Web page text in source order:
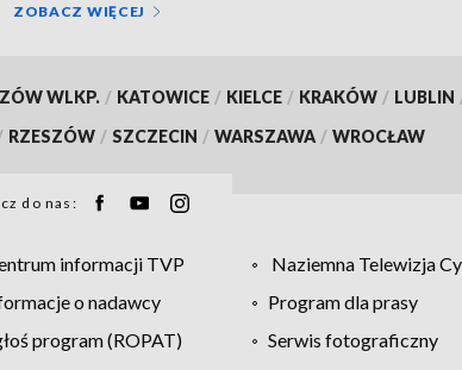
ZOBACZ WIĘCEJ
WLKP. / KATOWICE / KIELCE / KRAKÓW / LUBLIN
RZESZÓW / SZCZECIN / WARSZAWA / WROCŁAW
do nas:
informacji TVP Naziemna Telewizja
o nadawcy
Program dla prasy
program (ROPAT)
Serwis fotograficzny